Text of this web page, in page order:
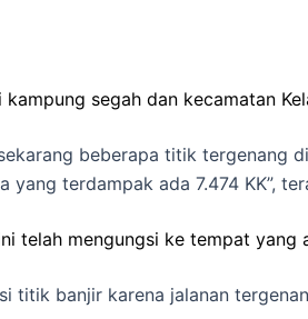
segah dan kecamatan
beberapa titik tergenang
terdampak ada 7.474 KK”,
telah mengungsi ke tempat yang
titik banjir karena jalanan